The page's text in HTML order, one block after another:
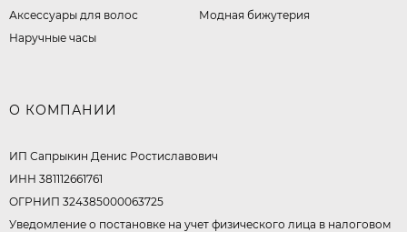
Аксессуары для волос
Наручные часы
Модная бижутерия
О КОМПАНИИ
ИП Сапрыкин Денис Ростиславович
ИНН 381112661761
ОГРНИП 324385000063725
Уведомление о постановке на учет физического лица в налоговом